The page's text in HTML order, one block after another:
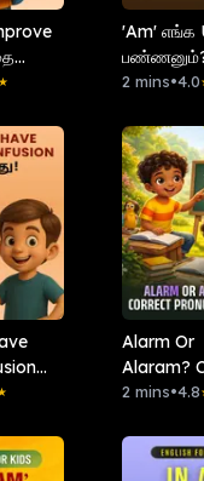
★
'Am' எங்க
2 mins•4.0
Alarm Or
Alaram?
2 mins•4.8